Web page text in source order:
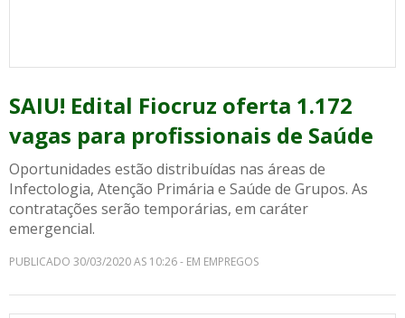
SAIU! Edital Fiocruz oferta 1.172
vagas para profissionais de Saúde
Oportunidades estão distribuídas nas áreas de
Infectologia, Atenção Primária e Saúde de Grupos. As
contratações serão temporárias, em caráter
emergencial.
PUBLICADO 30/03/2020 AS 10:26 - EM EMPREGOS